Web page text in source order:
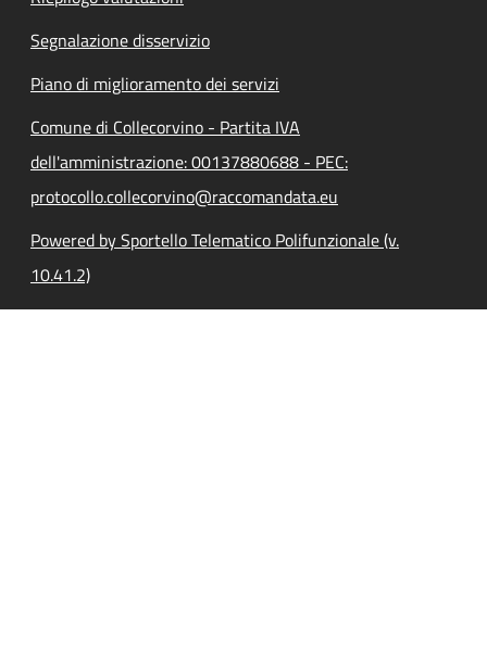
Segnalazione disservizio
Piano di miglioramento dei servizi
Comune di Collecorvino - Partita IVA
dell'amministrazione: 00137880688 - PEC:
protocollo.collecorvino@raccomandata.eu
Powered by Sportello Telematico Polifunzionale (v.
10.41.2)